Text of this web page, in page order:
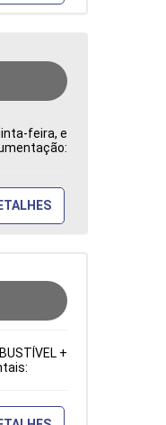
feira, e
Período:
+